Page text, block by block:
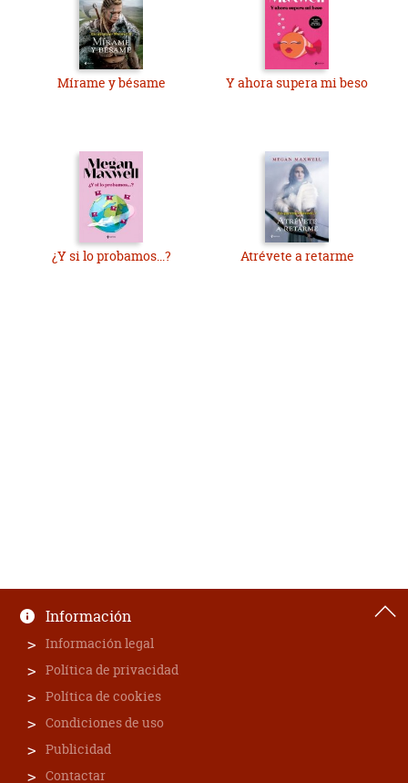
Mírame y bésame Y ahora supera mi beso
¿Y si lo probamos...? Atrévete a retarme
Información
Información legal
Política de privacidad
Política de cookies
Condiciones de uso
Publicidad
Contactar